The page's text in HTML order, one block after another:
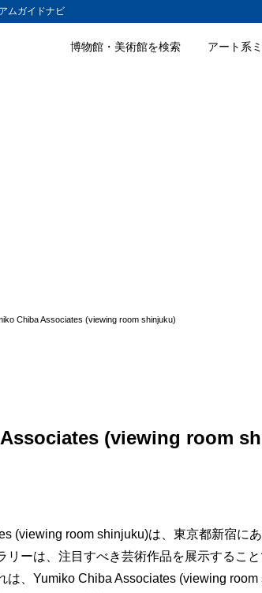
ムガイドナビ
博物館・美術館を検索 アート系
Chiba Associates (viewing room shinjuku)
(viewing room
(viewing room shinjuku)は、東京都新宿に
リーは、注目すべき芸術作品を展示するこ
は、Yumiko Chiba Associates (viewing
目次